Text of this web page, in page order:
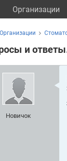
Организации
Организации
и
Новичок